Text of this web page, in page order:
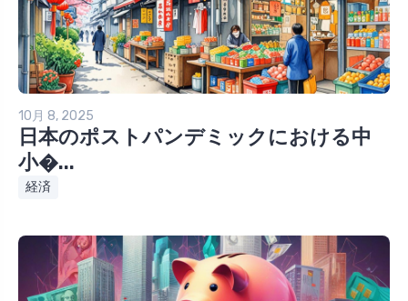
10月 8, 2025
日本のポストパンデミックにおける中
小�...
経済